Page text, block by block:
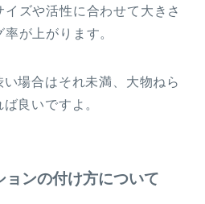
ズや活性に合わせて大きさ
が上がります。
場合はそれ未満、大物ねら
良いですよ。
ョンの付け方について